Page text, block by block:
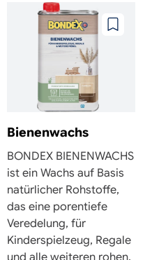
Zu
Bienenwachs
BONDEX BIENENWACHS
ist ein Wachs auf Basis
natürlicher Rohstoffe,
das eine porentiefe
Veredelung, für
Kinderspielzeug, Regale